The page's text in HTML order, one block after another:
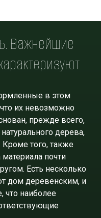
Важнейшие
в этом
что их невозможно
прежде всего,
дерева,
того, также
почти
Есть несколько
дом деревенским, и
что наиболее